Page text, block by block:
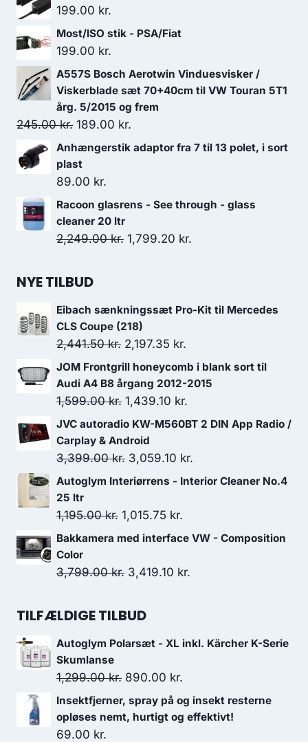
199.00 kr.
Most/ISO stik - PSA/Fiat
199.00 kr.
A557S Bosch Aerotwin Vinduesvisker /
Viskerblade sæt 70+40cm til VW Touran 5T1
årg. 5/2015 og frem
245.00kr. Den
oprindelige
pris
var:
245.00 kr..
189.00 kr.
aktuelle
189.00 kr..
Anhængerstik adaptor fra 7 til 13 polet, i sort
plast
89.00 kr.
Racoon glasrens - See through - glass
cleaner 20 ltr
2,249.00kr. Den
2,249.00 kr..
1,799.20 kr.
1,799.20 kr..
NYE TILBUD
Eibach sænkningssæt Pro-Kit til Mercedes
CLS Coupe (218)
2,441.50kr. Den
oprindelige
pris
var:
2,441.50 kr..
2,197.35 kr.
aktuelle
pris
2,197.35 kr..
JOM Frontgrill honeycomb i blank sort til
Audi A4 B8 årgang 2012-2015
1,599.00kr. Den
oprindelige
pris
var:
1,599.00 kr..
1,439.10 kr.
aktuelle
er:
1,439.10 kr..
JVC autoradio KW-M560BT 2 DIN App Radio /
Carplay & Android
3,399.00kr. Den
oprindelige
var:
3,399.00 kr..
3,059.10 kr.
aktuelle
3,059.10 kr..
Autoglym Interiørrens - Interior Cleaner No.4
25 ltr
1,195.00kr. Den
oprindelige
var:
1,015.75 kr.
aktuelle
er:
Bakkamera med interface VW - Composition
Color
3,799.00kr. Den
pris
3,799.00 kr..
3,419.10 kr.
3,419.10 kr..
TILFÆLDIGE TILBUD
Autoglym Polarsæt - XL inkl. Kärcher K-Serie
Skumlanse
1,299.00kr. Den
oprindelige
pris
890.00 kr.
aktuelle
pris
Insektfjerner, spray på og insekt resterne
opløses nemt, hurtigt og effektivt!
69.00 kr.